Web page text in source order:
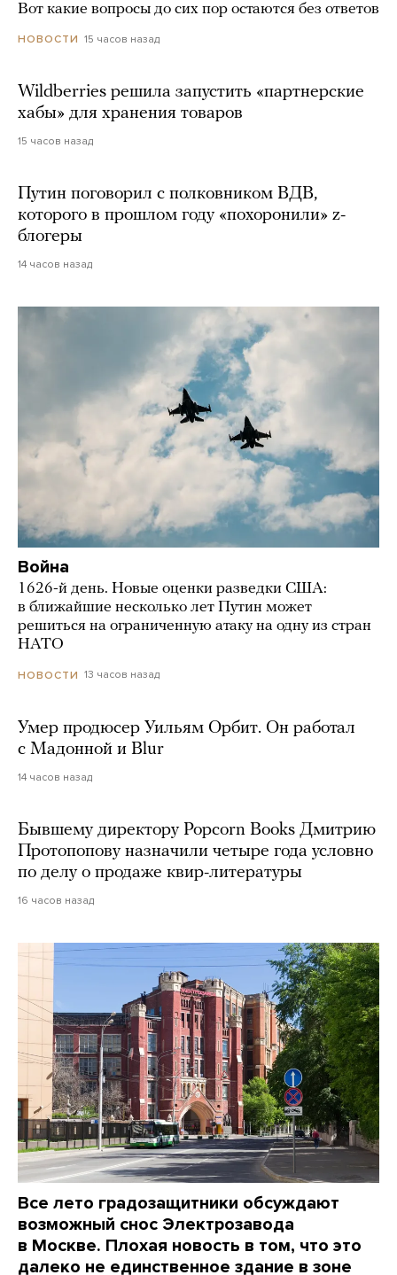
Вот какие вопросы до сих пор остаются без ответов
НОВОСТИ 15 часов назад
Wildberries решила запустить «партнерские
хабы» для хранения товаров
15 часов назад
Путин поговорил с полковником ВДВ,
которого в прошлом году «похоронили» z-
блогеры
14 часов назад
Война
1626-й день. Новые оценки разведки США:
в ближайшие несколько лет Путин может
решиться на ограниченную атаку на одну из стран
НАТО
НОВОСТИ 13 часов назад
Умер продюсер Уильям Орбит. Он работал
с Мадонной и Blur
14 часов назад
Бывшему директору Popcorn Books Дмитрию
Протопопову назначили четыре года условно
по делу о продаже квир-литературы
16 часов назад
Все лето градозащитники обсуждают
возможный снос Электрозавода
в Москве. Плохая новость в том, что это
далеко не единственное здание в зоне